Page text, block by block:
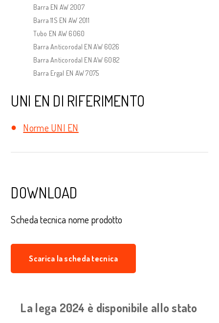
Barra EN AW 2007
Barra 11S EN AW 2011
Tubo EN AW 6060
Barra Anticorodal EN AW 6026
Barra Anticorodal EN AW 6082
Barra Ergal EN AW 7075
UNI EN DI RIFERIMENTO
Norme UNI EN
DOWNLOAD
Scheda tecnica nome prodotto
Scarica la scheda tecnica
La lega 2024 è disponibile allo stato